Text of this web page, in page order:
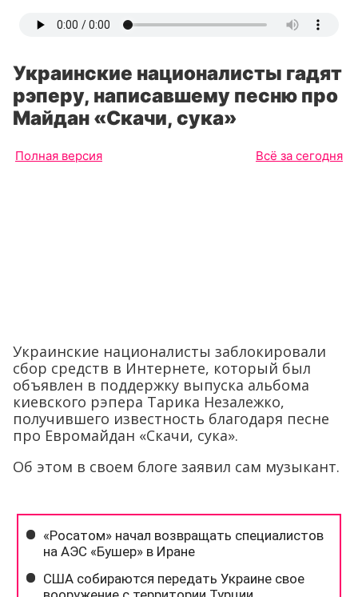
Украинские националисты гадят
рэперу, написавшему песню про
Майдан «Скачи, сука»
Полная версия Всё за сегодня
Украинские националисты заблокировали
сбор средств в Интернете, который был
объявлен в поддержку выпуска альбома
киевского рэпера Тарика Незалежко,
получившего известность благодаря песне
про Евромайдан «Скачи, сука».
Об этом в своем блоге заявил сам музыкант.